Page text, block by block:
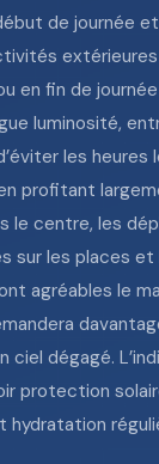
de journée
en fin de
luminosité,
les heures
profitant
le centre, les
sur les places
agréables le
ciel dégagé.
protection